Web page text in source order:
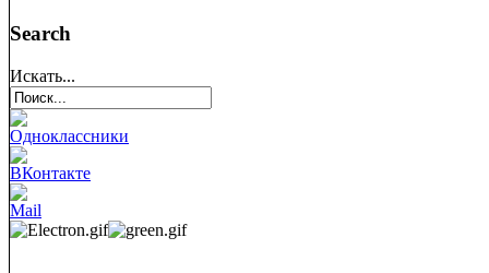
Search
Искать...